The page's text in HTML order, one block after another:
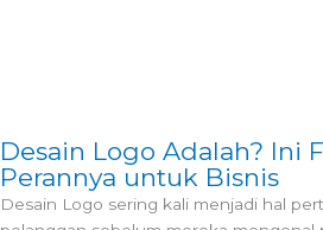
Desain Logo Adalah? Ini
Perannya untuk Bisnis
Desain Logo sering kali menjadi hal